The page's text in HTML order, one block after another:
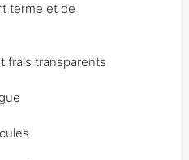
terme et de
frais transparents